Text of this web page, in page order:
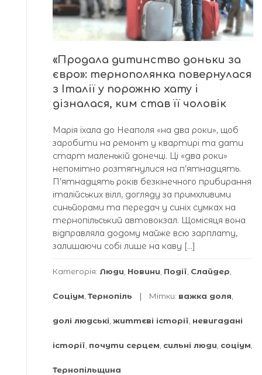
«Продала дитинство доньки за
євро»: тернополянка повернулася
з Італії у порожню хату і
дізналася, ким став її чоловік
Марія їхала до Неаполя «на два роки», щоб
заробити на ремонт у квартирі та дати
старт маленькій донечці. Ці «два роки»
непомітно розтягнулися на п’ятнадцять.
П’ятнадцять років безкінечного прибирання
італійських вілл, догляду за примхливими
синьйорами та передач у синіх сумках на
тернопільський автовокзал. Щомісяця вона
відправляла додому майже всю зарплату,
залишаючи собі лише на каву […]
Категорія: Люди Новини Події Слайдер
Соціум Тернопіль Мітки: важка доля
долі людські життєві історії невигадані
історії почути серцем сильні люди соціум
Тернопільщина